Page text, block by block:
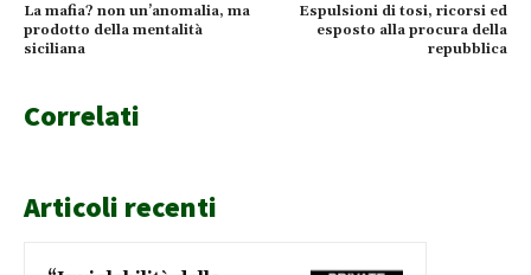
La mafia? non un’anomalia, ma
prodotto della mentalità
siciliana
Espulsioni di tosi, ricorsi ed
esposto alla procura della
repubblica
Correlati
Articoli recenti